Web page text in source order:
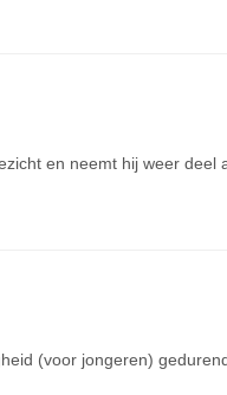
en neemt hij weer deel
(voor jongeren)